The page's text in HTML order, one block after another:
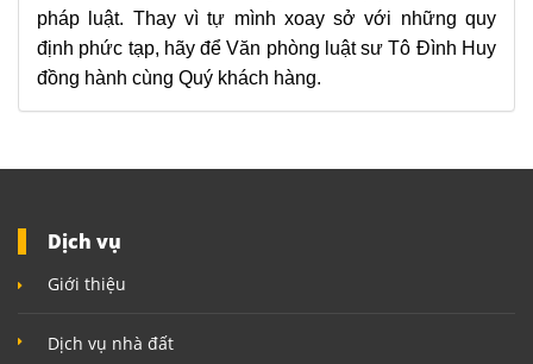
LIÊN
HỆ
pháp luật. Thay vì tự mình xoay sở với những quy
định phức tạp, hãy để Văn phòng luật sư Tô Đình Huy
đồng hành cùng Quý khách hàng.
Dịch vụ
Giới thiệu
Dịch vụ nhà đất